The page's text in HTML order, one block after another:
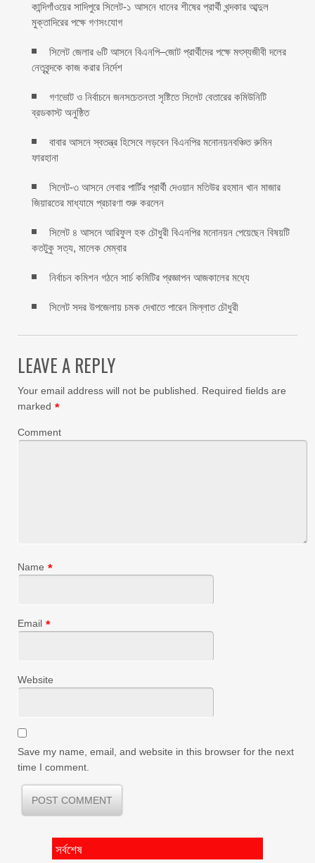
কান্দিগাঁওয়ের সাদিপুরে সিলেট-১ আসনে ধানের শীষের প্রার্থী খন্দকার আব্দুল
মুক্তাদিরের পক্ষে গণসংযোগ
সিলেট জেলার ৬টি আসনে বিএনপি–জোট প্রার্থীদের পক্ষে মৎস্যজীবী দলের
নেতৃবৃন্দকে কাজ করার নির্দেশ ‎
গণভোট ও নির্বাচনে জনসচেতনতা সৃষ্টিতে সিলেট বেতারের কমিউনিটি
ব্রডকাস্ট অনুষ্ঠিত
বাবার আসনে স্বতন্ত্র হিসেবে লড়বেন বিএনপির মনোনয়নবঞ্চিত রুমিন
ফারহানা
সিলেট-৩ আসনে লেবার পার্টির প্রার্থী দেওয়ান মতিউর রহমান খান মাজার
জিয়ারতের মাধ্যামে প্রচারণা শুরু করলেন
সিলেট ৪ আসনে আরিফুল হক চৌধুরী বিএনপির মনোনয়ন পেয়েছেন বিষয়টি
কতটুকু সত্য, মালেক মেম্বার
নির্বাচন কমিশন গঠনে সার্চ কমিটির প্রজ্ঞাপন আজকালের মধ্যে
সিলেট সদর উপজেলায় চমক দেখাতে পারেন মিল্লাত চৌধুরী
LEAVE A REPLY
Your email address will not be published.
Required fields are
marked *
Comment
Name *
Email *
Website
Save my name, email, and website in this browser for the next
time I comment.
সর্বশেষ